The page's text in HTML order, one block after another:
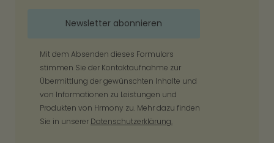
Mit dem Absenden dieses Formulars
stimmen Sie der Kontaktaufnahme zur
Übermittlung der gewünschten Inhalte und
von Informationen zu Leistungen und
Produkten von Hrmony zu. Mehr dazu finden
Sie in unserer Datenschutzerklärung.